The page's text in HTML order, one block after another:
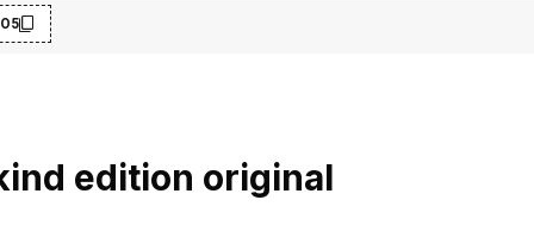
edition original